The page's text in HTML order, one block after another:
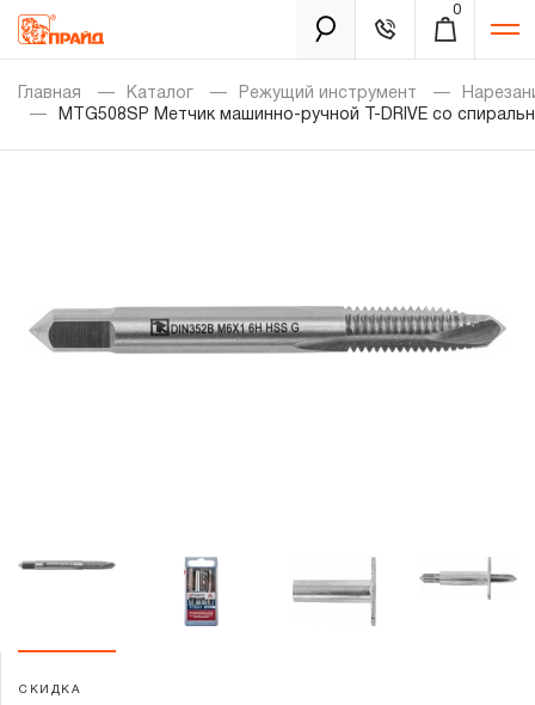
0
Каталог
Уцененный товар
Гарантия и сервис
Доставка и оплата
Партнерам
Забыли пароль?
Главная Каталог Режущий инструмент
MTG508SP Метчик машинно-ручной T-DRIVE со
СКИДКА